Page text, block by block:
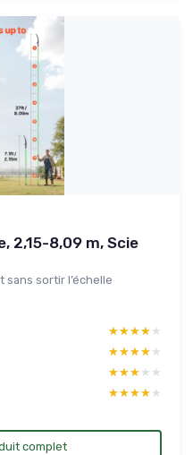
2,15-8,09 m, Scie
sortir l’échelle
★★★★★
★★★★★
★★★★★
★★★★★
★★★★★
★★★★★
★★★★★
★★★★★
complet